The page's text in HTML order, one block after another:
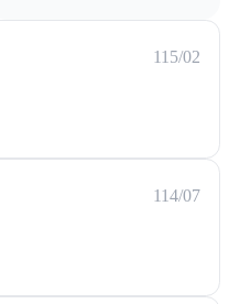
115/02
114/07